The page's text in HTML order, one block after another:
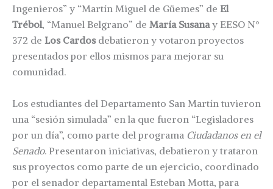
Ingenieros” y “Martín Miguel de Güemes” de El
Trébol, “Manuel Belgrano” de María Susanay EESO N°
372 de Los Cardosdebatieron y votaron proyectos
presentados por ellos mismos para mejorar su
comunidad.
Los estudiantes del Departamento San Martín tuvieron
una “sesión simulada” en la que fueron “Legisladores
por un día”, como parte del programa Ciudadanos en el
Senado. Presentaron iniciativas, debatieron y trataron
sus proyectos como parte de un ejercicio, coordinado
por el senador departamental Esteban Motta, para